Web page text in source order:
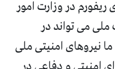
در وزارت امور
می تواند در
امنیتی ملی